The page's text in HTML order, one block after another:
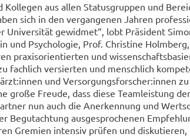
Kol­le­gen aus allen Sta­tus­grup­pen und
sich in den ver­gan­ge­nen Jah­ren
Uni­ver­si­tät ge­wid­met“, lobt Prä­si­dent
und Psy­cho­lo­gie, Prof. Chris­ti­ne
pra­xis­ori­en­tier­ten und
fach­lich ver­sier­ten und mensch­lich
und Ver­sor­gungs­for­scher:innen
große Freu­de, dass diese Team­leis­tung
nun auch die An­er­ken­nung und
Be­gut­ach­tung aus­ge­spro­che­nen
Gre­mi­en in­ten­siv prü­fen und